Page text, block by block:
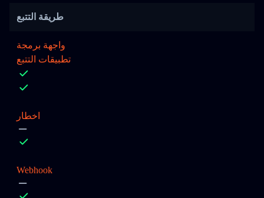
طريقة التتبع
واجهة برمجة
تطبيقات التتبع
اخطار
Webhook